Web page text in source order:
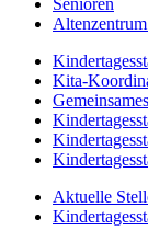
Kita-
Aktuelle